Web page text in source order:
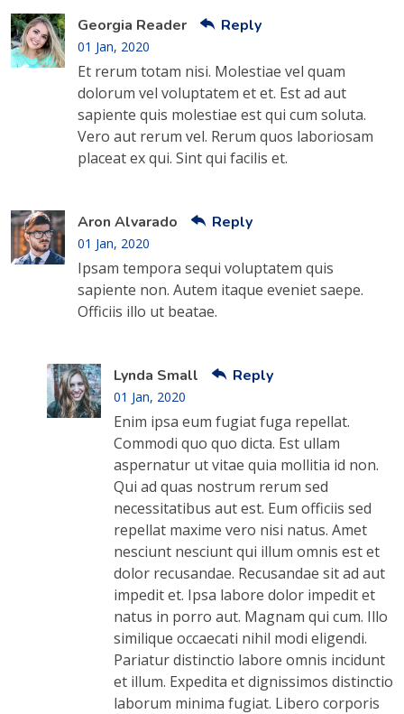
Georgia Reader Reply
01 Jan, 2020
Et rerum totam nisi. Molestiae vel quam
dolorum vel voluptatem et et. Est ad aut
sapiente quis molestiae est qui cum soluta.
Vero aut rerum vel. Rerum quos laboriosam
placeat ex qui. Sint qui facilis et.
Aron Alvarado Reply
01 Jan, 2020
Ipsam tempora sequi voluptatem quis
sapiente non. Autem itaque eveniet saepe.
Officiis illo ut beatae.
Lynda Small Reply
01 Jan, 2020
Enim ipsa eum fugiat fuga repellat.
Commodi quo quo dicta. Est ullam
aspernatur ut vitae quia mollitia id non.
Qui ad quas nostrum rerum sed
necessitatibus aut est. Eum officiis sed
repellat maxime vero nisi natus. Amet
nesciunt nesciunt qui illum omnis est et
dolor recusandae. Recusandae sit ad aut
impedit et. Ipsa labore dolor impedit et
natus in porro aut. Magnam qui cum. Illo
similique occaecati nihil modi eligendi.
Pariatur distinctio labore omnis incidunt
et illum. Expedita et dignissimos distinctio
laborum minima fugiat. Libero corporis